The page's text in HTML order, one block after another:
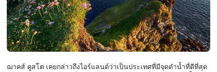
ฌาคส์ คูสโต เคยกล่าวถึงไอร์แลนด์ว่าเป็นประเทศที่มีจุดดำน้ำที่ดีที่สุด